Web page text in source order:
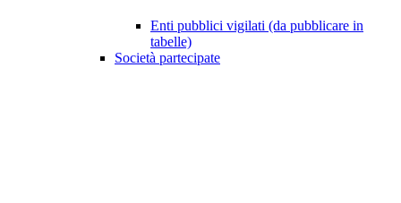
Enti pubblici vigilati (da pubblicare in
tabelle)
Società partecipate